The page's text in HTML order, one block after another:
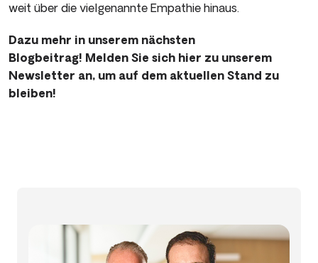
weit über die vielgenannte Empathie hinaus.
Dazu mehr in unserem nächsten
Blogbeitrag! Melden Sie sich hier zu unserem
Newsletter an, um auf dem aktuellen Stand zu
bleiben!